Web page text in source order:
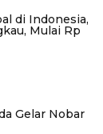
di Indonesia,
Mulai Rp
Gelar Nobar